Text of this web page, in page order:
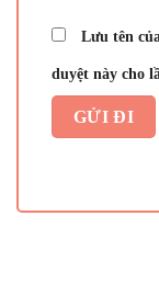
Lưu tên
duyệt này cho